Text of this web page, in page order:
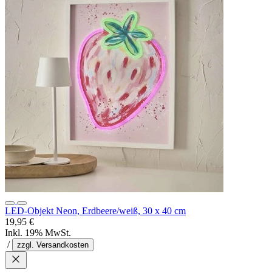
LED-Objekt Neon, Erdbeere/weiß, 30 x 40 cm
19,95 €
Inkl. 19% MwSt.
/
zzgl. Versandkosten